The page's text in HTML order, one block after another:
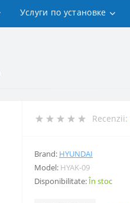
Услуги по установке
Recenzii:
Brand: HYUNDAI
Model: HYAK-09
Disponibilitate:În stoc